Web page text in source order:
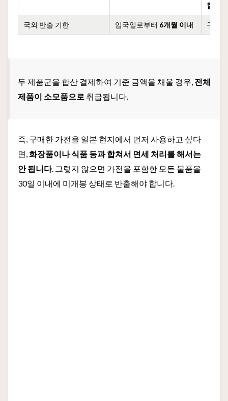
함)
국외 반출 기한 입국일로부터 6개월 이내 구매
두 제품군을 합산 결제하여 기준 금액을 채울 경우, 전체
제품이 소모품으로 취급됩니다.
즉, 구매한 가전을 일본 현지에서 먼저 사용하고 싶다
면, 화장품이나 식품 등과 합쳐서 면세 처리를 해서는
안 됩니다. 그렇지 않으면 가전을 포함한 모든 물품을
30일 이내에 미개봉 상태로 반출해야 합니다.